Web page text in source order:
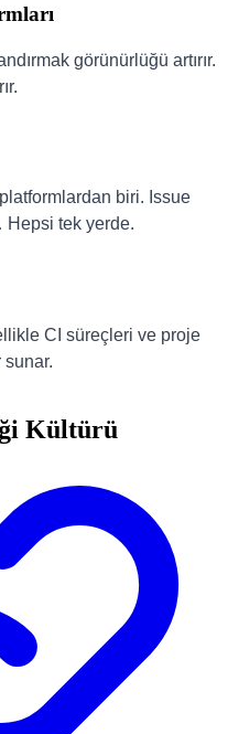
görünürlüğü artırır.
biri. Issue
Hepsi tek yerde.
CI süreçleri ve proje
sunar.
Kültürü